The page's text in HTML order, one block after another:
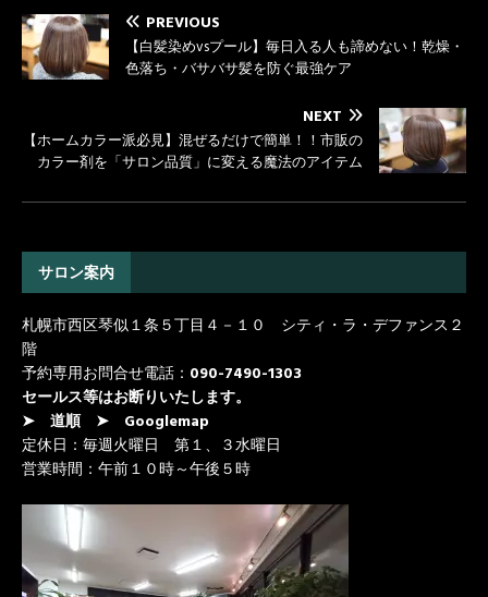
PREVIOUS
【白髪染めvsプール】毎日入る人も諦めない！乾燥・
色落ち・バサバサ髪を防ぐ最強ケア
NEXT
【ホームカラー派必見】混ぜるだけで簡単！！市販の
カラー剤を「サロン品質」に変える魔法のアイテム
サロン案内
札幌市西区琴似１条５丁目４－１０ シティ・ラ・デファンス２
階
予約専用お問合せ電話： 090-7490-1303
セールス等はお断りいたします。
➤ 道順
➤ Googlemap
定休日：毎週火曜日 第１、３水曜日
営業時間：午前１０時～午後５時